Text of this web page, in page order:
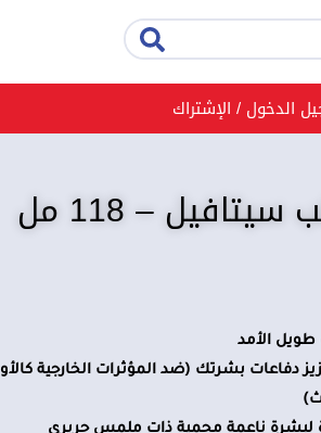
Search
الدخول / الإشتراك
– 118 مل
الأمد
دفاعات بشرتك (ضد المؤثرات الخارجية
ناعمة محمية ذات ملمس حريري